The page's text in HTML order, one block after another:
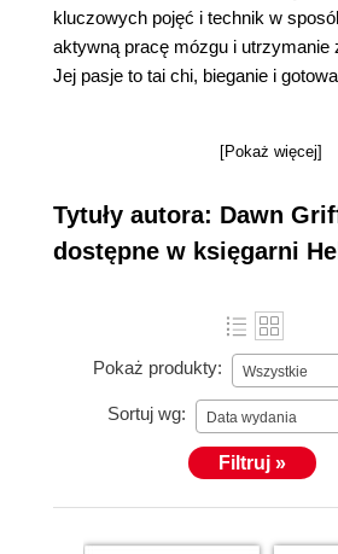
kluczowych pojęć i technik w
aktywną pracę mózgu i utrzymanie
Jej pasje to tai chi, bieganie i
[Pokaż więcej]
Tytuły autora: Dawn
dostępne w księgarni
Pokaż produkty: Wszystkie
Sortuj wg: Data wydania
Filtruj »